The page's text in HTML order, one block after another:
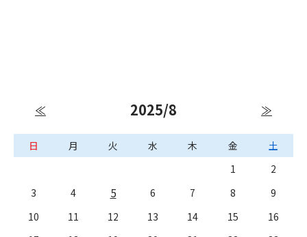
≪ 2025/8 ≫
日 月 火 水 木 金
土
1
2
3
4 5 6 7 8
9
10
11 12 13 14 15
16